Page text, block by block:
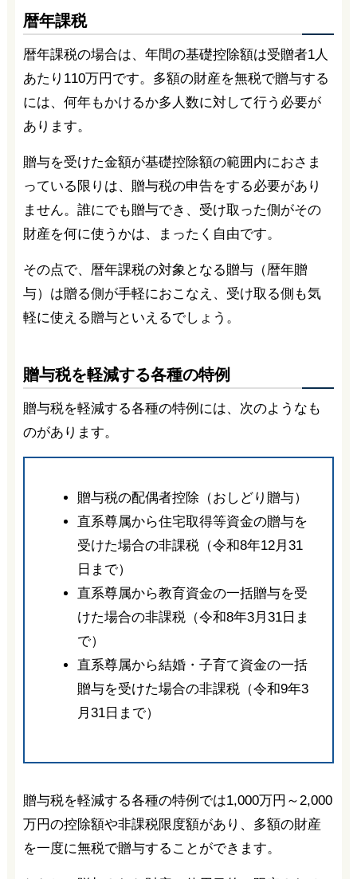
暦年課税
暦年課税の場合は、年間の基礎控除額は受贈者1人
あたり110万円です。多額の財産を無税で贈与する
には、何年もかけるか多人数に対して行う必要が
あります。
贈与を受けた金額が基礎控除額の範囲内におさま
っている限りは、贈与税の申告をする必要があり
ません。誰にでも贈与でき、受け取った側がその
財産を何に使うかは、まったく自由です。
その点で、暦年課税の対象となる贈与（暦年贈
与）は贈る側が手軽におこなえ、受け取る側も気
軽に使える贈与といえるでしょう。
贈与税を軽減する各種の特例
贈与税を軽減する各種の特例には、次のようなも
のがあります。
贈与税の配偶者控除（おしどり贈与）
直系尊属から住宅取得等資金の贈与を
受けた場合の非課税（令和8年12月31
日まで）
直系尊属から教育資金の一括贈与を受
けた場合の非課税（令和8年3月31日ま
で）
直系尊属から結婚・子育て資金の一括
贈与を受けた場合の非課税（令和9年3
月31日まで）
贈与税を軽減する各種の特例では1,000万円～2,000
万円の控除額や非課税限度額があり、多額の財産
を一度に無税で贈与することができます。